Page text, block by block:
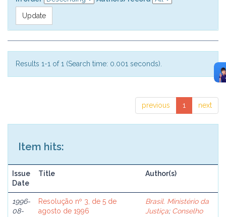
Results 1-1 of 1 (Search time: 0.001 seconds).
previous 1 next
Item hits:
Issue
Date
Title Author(s)
1996-
08-
Resolução nº 3, de 5 de
agosto de 1996
Brasil. Ministério da
Justiça; Conselho